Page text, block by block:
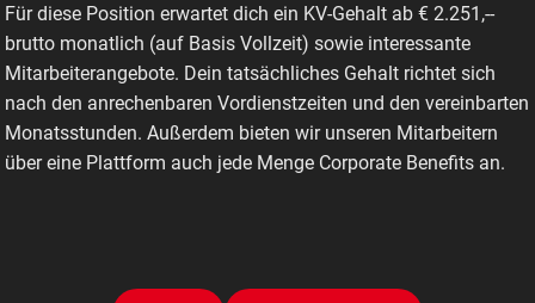
Für diese Position erwartet dich ein KV-Gehalt ab € 2.251,--
brutto monatlich (auf Basis Vollzeit) sowie interessante
Mitarbeiterangebote. Dein tatsächliches Gehalt richtet sich
nach den anrechenbaren Vordienstzeiten und den vereinbarten
Monatsstunden. Außerdem bieten wir unseren Mitarbeitern
über eine Plattform auch jede Menge Corporate Benefits an.